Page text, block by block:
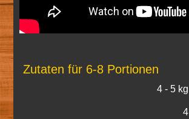
Zutaten für 6-8 Portionen
4 - 5 kg
4